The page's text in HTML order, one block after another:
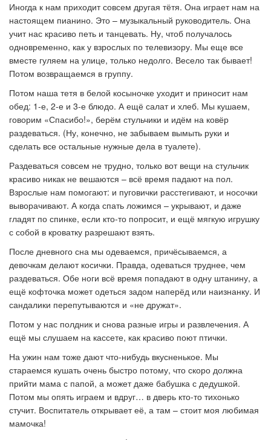
Иногда к нам приходит совсем другая тётя. Она играет нам на
настоящем пианино. Это – музыкальный руководитель. Она
учит нас красиво петь и танцевать. Ну, чтоб получалось
одновременно, как у взрослых по телевизору. Мы еще все
вместе гуляем на улице, только недолго. Весело так бывает!
Потом возвращаемся в группу.
Потом наша тетя в белой косыночке уходит и приносит нам
обед: 1-е, 2-е и 3-е блюдо. А ещё салат и хлеб. Мы кушаем,
говорим «Спасибо!», берём стульчики и идём на ковёр
раздеваться. (Ну, конечно, не забываем вымыть руки и
сделать все остальные нужные дела в туалете).
Раздеваться совсем не трудно, только вот вещи на стульчик
красиво никак не вешаются – всё время падают на пол.
Взрослые нам помогают: и пуговички расстегивают, и носочки
выворачивают. А когда спать ложимся – укрывают, и даже
гладят по спинке, если кто-то попросит, и ещё мягкую игрушку
с собой в кроватку разрешают взять.
После дневного сна мы одеваемся, причёсываемся, а
девочкам делают косички. Правда, одеваться труднее, чем
раздеваться. Обе ноги всё время попадают в одну штанину, а
ещё кофточка может одеться задом наперёд или наизнанку. И
сандалики перепутываются и «не дружат».
Потом у нас полдник и снова разные игры и развлечения. А
ещё мы слушаем на кассете, как красиво поют птички.
На ужин нам тоже дают что-нибудь вкусненькое. Мы
стараемся кушать очень быстро потому, что скоро должна
прийти мама с папой, а может даже бабушка с дедушкой.
Потом мы опять играем и вдруг… в дверь кто-то тихонько
стучит. Воспитатель открывает её, а там – стоит моя любимая
мамочка!